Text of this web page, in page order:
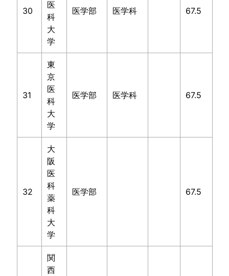
30
医
科
大
学
医学部 医学科 67.5
31
東
京
医
科
大
学
医学部 医学科 67.5
32
大
阪
医
科
薬
科
大
学
医学部 67.5
関
西